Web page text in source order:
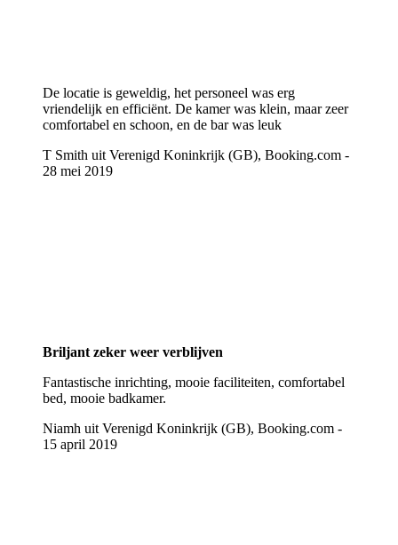
De locatie is geweldig, het personeel was erg
vriendelijk en efficiënt. De kamer was klein, maar zeer
comfortabel en schoon, en de bar was leuk
T Smith uit Verenigd Koninkrijk (GB), Booking.com -
28 mei 2019
Briljant zeker weer verblijven
Fantastische inrichting, mooie faciliteiten, comfortabel
bed, mooie badkamer.
Niamh uit Verenigd Koninkrijk (GB), Booking.com -
15 april 2019